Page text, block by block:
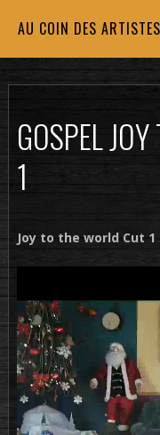
AU COIN DES ARTISTES
GOSPEL
1
Joy to the world Cut 1
vidéo